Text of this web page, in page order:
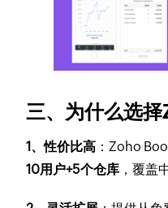
三、为什么选
1、性价比高 ：Zoho
10用户+5个仓库 ，覆盖